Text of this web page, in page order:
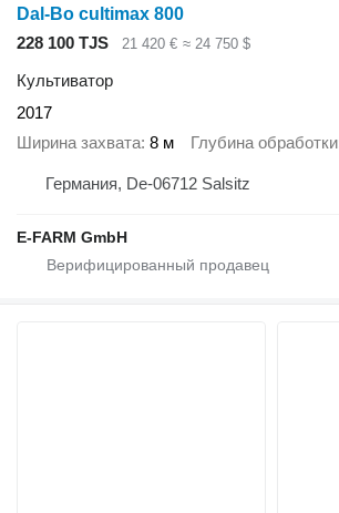
Dal-Bo cultimax 800
228 100 TJS
21 420 € ≈ 24 750 $
Культиватор
2017
Ширина захвата 8 м Глубина обработки
Германия, De-06712 Salsitz
E-FARM GmbH